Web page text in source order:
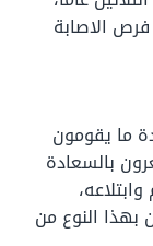
فرص الاصابة
ما يقومون
بالسعادة
من المصابين بهذا النوع من